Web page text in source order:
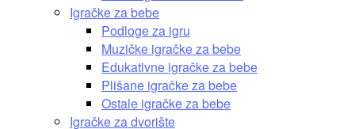
Igračke za bebe
Podloge za igru
Muzičke igračke za bebe
Edukativne igračke za bebe
Plišane igračke za bebe
Ostale igračke za bebe
Igračke za dvorište